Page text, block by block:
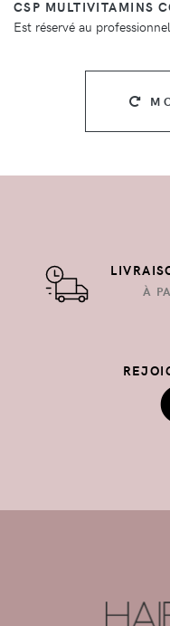
CSP MULTIVITAMINS
Est réservé au professionnel
À